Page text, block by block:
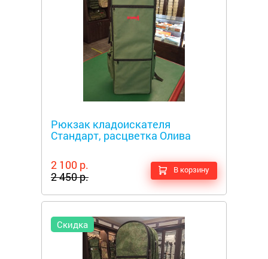
Рюкзак кладоискателя
Стандарт, расцветка Олива
2 100 р.
2 450 р.
В корзину
Скидка